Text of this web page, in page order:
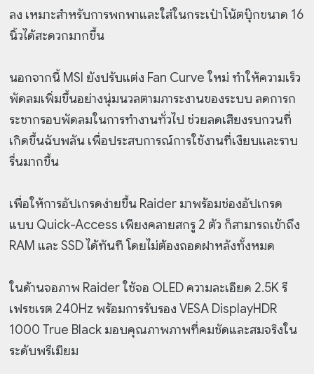
ลง เหมาะสำหรับการพกพาและใส่ในกระเป๋าโน้ตบุ๊กขนาด 16
นิ้วได้สะดวกมากขึ้น
นอกจากนี้ MSI ยังปรับแต่ง Fan Curve ใหม่ ทำให้ความเร็ว
พัดลมเพิ่มขึ้นอย่างนุ่มนวลตามภาระงานของระบบ ลดการก
ระชากรอบพัดลมในการทำงานทั่วไป ช่วยลดเสียงรบกวนที่
เกิดขึ้นฉับพลัน เพื่อประสบการณ์การใช้งานที่เงียบและราบ
รื่นมากขึ้น
เพื่อให้การอัปเกรดง่ายขึ้น Raider มาพร้อมช่องอัปเกรด
แบบ Quick-Access เพียงคลายสกรู 2 ตัว ก็สามารถเข้าถึง
RAM และ SSD ได้ทันที โดยไม่ต้องถอดฝาหลังทั้งหมด
ในด้านจอภาพ Raider ใช้จอ OLED ความละเอียด 2.5K รี
เฟรชเรต 240Hz พร้อมการรับรอง VESA DisplayHDR
1000 True Black มอบคุณภาพภาพที่คมชัดและสมจริงใน
ระดับพรีเมียม